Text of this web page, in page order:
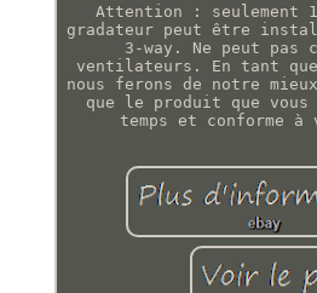
Attention : seulement
gradateur peut être
3-way. Ne peut pas
ventilateurs. En tant
nous ferons de notre
que le produit que
temps et conforme à